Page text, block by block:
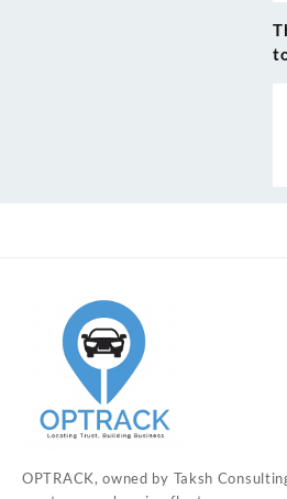
OPTRACK, owned by Taksh